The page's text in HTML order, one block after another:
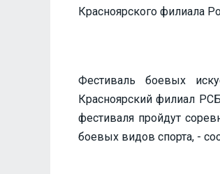
Красноярского филиала
Фестиваль боевых
Красноярский филиал
фестиваля пройдут
боевых видов спорта, -